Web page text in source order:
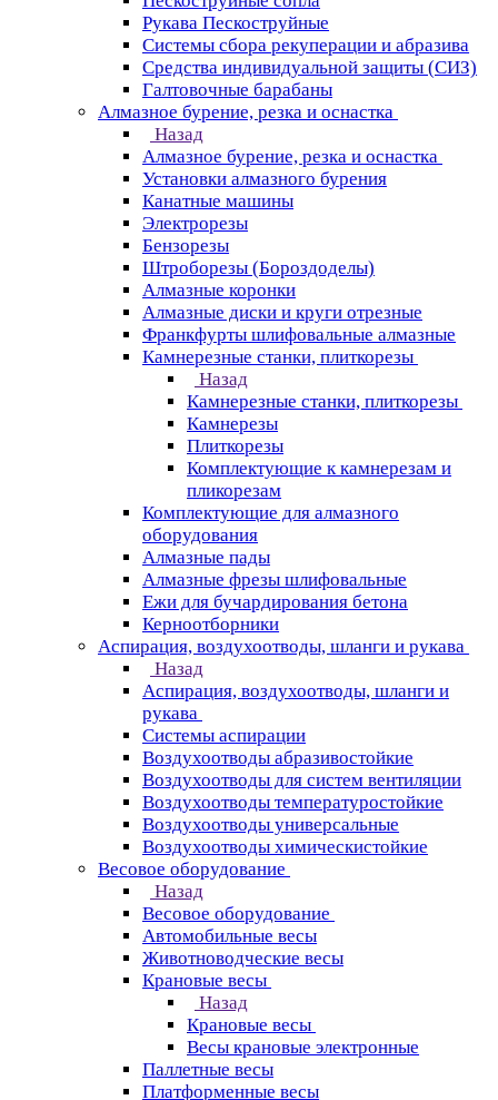
Рукава Пескоструйные
Системы сбора рекуперации и абразива
Средства индивидуальной защиты (СИЗ)
Галтовочные барабаны
Алмазное бурение, резка и оснастка
Назад
Алмазное бурение, резка и оснастка
Установки алмазного бурения
Канатные машины
Электрорезы
Бензорезы
Штроборезы (Бороздоделы)
Алмазные коронки
Алмазные диски и круги отрезные
Франкфурты шлифовальные алмазные
Камнерезные станки, плиткорезы
Назад
Камнерезные станки, плиткорезы
Камнерезы
Плиткорезы
Комплектующие к камнерезам и
пликорезам
Комплектующие для алмазного
оборудования
Алмазные пады
Алмазные фрезы шлифовальные
Ежи для бучардирования бетона
Керноотборники
Аспирация, воздухоотводы, шланги и рукава
Назад
Аспирация, воздухоотводы, шланги и
рукава
Системы аспирации
Воздухоотводы абразивостойкие
Воздухоотводы для систем вентиляции
Воздухоотводы температуростойкие
Воздухоотводы универсальные
Воздухоотводы химическистойкие
Весовое оборудование
Назад
Весовое оборудование
Автомобильные весы
Животноводческие весы
Крановые весы
Назад
Крановые весы
Весы крановые электронные
Паллетные весы
Платформенные весы